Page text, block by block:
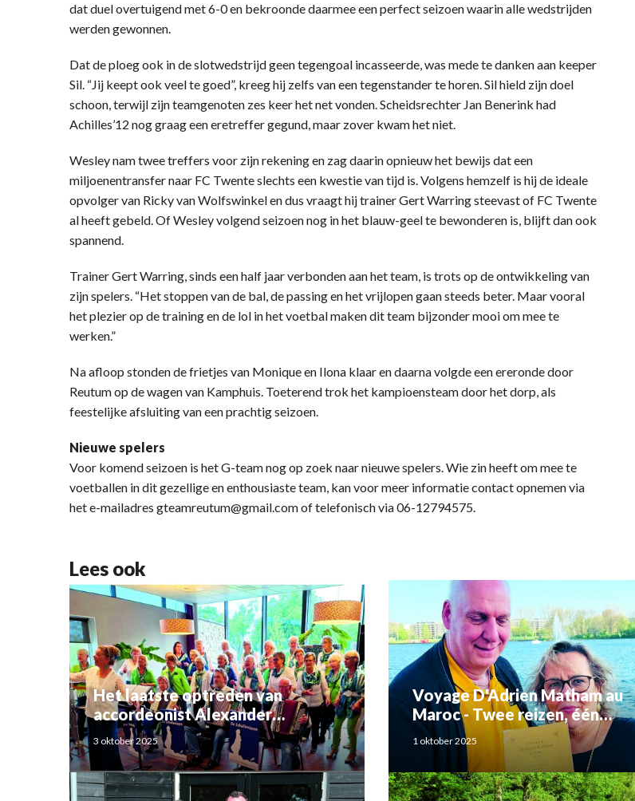
dat duel overtuigend met 6-0 en bekroonde daarmee een perfect seizoen waarin alle wedstrijden
werden gewonnen.
Dat de ploeg ook in de slotwedstrijd geen tegengoal incasseerde, was mede te danken aan keeper
Sil. “Jij keept ook veel te goed”, kreeg hij zelfs van een tegenstander te horen. Sil hield zijn doel
schoon, terwijl zijn teamgenoten zes keer het net vonden. Scheidsrechter Jan Benerink had
Achilles’12 nog graag een eretreffer gegund, maar zover kwam het niet.
Wesley nam twee treffers voor zijn rekening en zag daarin opnieuw het bewijs dat een
miljoenentransfer naar FC Twente slechts een kwestie van tijd is. Volgens hemzelf is hij de ideale
opvolger van Ricky van Wolfswinkel en dus vraagt hij trainer Gert Warring steevast of FC Twente
al heeft gebeld. Of Wesley volgend seizoen nog in het blauw-geel te bewonderen is, blijft dan ook
spannend.
Trainer Gert Warring, sinds een half jaar verbonden aan het team, is trots op de ontwikkeling van
zijn spelers. “Het stoppen van de bal, de passing en het vrijlopen gaan steeds beter. Maar vooral
het plezier op de training en de lol in het voetbal maken dit team bijzonder mooi om mee te
werken.”
Na afloop stonden de frietjes van Monique en Ilona klaar en daarna volgde een ereronde door
Reutum op de wagen van Kamphuis. Toeterend trok het kampioensteam door het dorp, als
feestelijke afsluiting van een prachtig seizoen.
Nieuwe spelers
Voor komend seizoen is het G-team nog op zoek naar nieuwe spelers. Wie zin heeft om mee te
voetballen in dit gezellige en enthousiaste team, kan voor meer informatie contact opnemen via
het e-mailadres gteamreutum@gmail.com of telefonisch via 06-12794575.
Lees ook
Het laatste optreden van
accordeonist Alexander
Schoemaker
3 oktober 2025
Voyage D'Adrien Matham au
Maroc - Twee reizen, één
verhaal: Adriaan Matham en
Rahma el Mouden
1 oktober 2025